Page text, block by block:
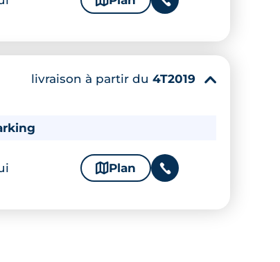
livraison à partir du 4T2019 ▾
🗞 Plan 📞